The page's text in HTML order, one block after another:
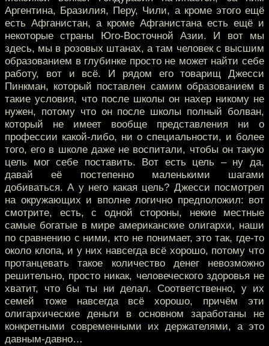
Аргентина, Бразилия, Перу, Чили, а кроме этого ещё
есть Афганистан, а кроме Афганистана есть ещё и
некоторые страны Юго-Восточной Азии. И вот мы
здесь, мы в розовых штанах, а там человек с высшим
образованием в глубинке просто не может найти себе
работу, вот и всё. И рядом его товарищ Джесси
Пинкман, который поставлен самим образованием в
такие условия, что после школы он нахер никому не
нужен, потому что он после школы полный болван,
который не имеет вообще представления ни о
профессии какой-либо, ни о специальности, и более
того, его в школе даже не воспитали, чтобы он такую
цель мог себе поставить. Вот есть цель – ну да,
давай её постепенно маленькими шагами
добиваться. А у него какая цель? Джесси посмотрел
на окружающих и вполне логично предположил: вот
смотрите, есть, с одной стороны, некие местные
самые богатые в мире американские олигархи, наши
по сравнению с ними, кто не понимает, это так, где-то
около клопа, и у них навсегда всё хорошо, потому что
протанцевать такое количество денег невозможно
решительно, просто никак, человеческого здоровья не
хватит, что бы ты ни делал. Соответственно, у их
семей тоже навсегда всё хорошо, причём эти
олигархические деньги в основном заработаны не
конкретными современными их держателями, а это
давным-давно…